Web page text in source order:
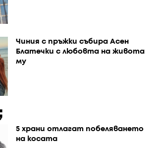
Чиния с пръжки събира Асен
Блатечки с любовта на живота
му
5 храни отлагат побеляването
на косата